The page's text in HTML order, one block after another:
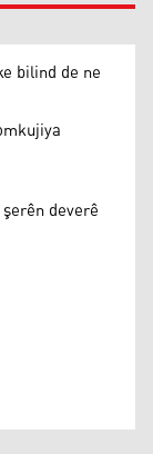
bilind de ne
deverê